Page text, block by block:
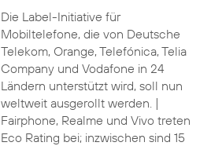
Die Label-Initiative für
Mobiltelefone, die von Deutsche
Telekom, Orange, Telefónica, Telia
Company und Vodafone in 24
Ländern unterstützt wird, soll nun
weltweit ausgerollt werden. |
Fairphone, Realme und Vivo treten
Eco Rating bei; inzwischen sind 15